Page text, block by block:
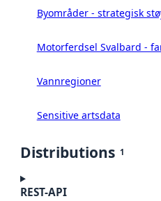
Byområder - strategisk
Motorferdsel Svalbard -
Vannregioner
Sensitive artsdata
Distributions 1
REST-API